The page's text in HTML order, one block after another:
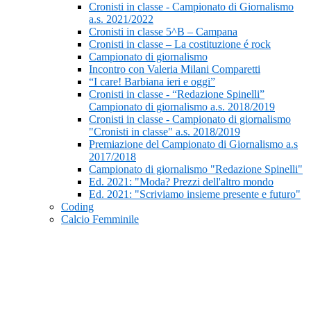
Cronisti in classe - Campionato di Giornalismo
a.s. 2021/2022
Cronisti in classe 5^B – Campana
Cronisti in classe – La costituzione é rock
Campionato di giornalismo
Incontro con Valeria Milani Comparetti
“I care! Barbiana ieri e oggi”
Cronisti in classe - “Redazione Spinelli”
Campionato di giornalismo a.s. 2018/2019
Cronisti in classe - Campionato di giornalismo
"Cronisti in classe" a.s. 2018/2019
Premiazione del Campionato di Giornalismo a.s
2017/2018
Campionato di giornalismo "Redazione Spinelli"
Ed. 2021: "Moda? Prezzi dell'altro mondo
Ed. 2021: "Scriviamo insieme presente e futuro"
Coding
Calcio Femminile